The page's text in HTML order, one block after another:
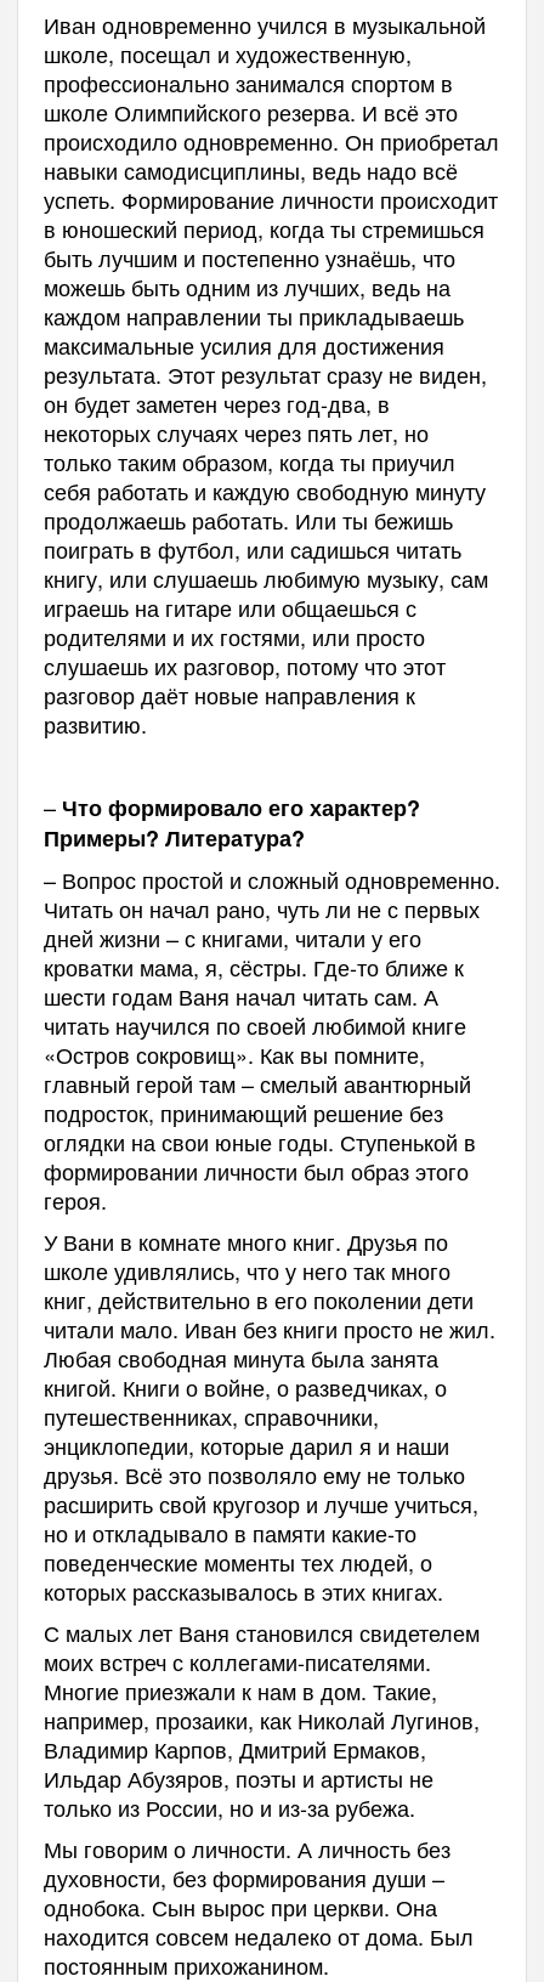
Иван одновременно учился в музыкальной
школе, посещал и художественную,
профессионально занимался спортом в
школе Олимпийского резерва. И всё это
происходило одновременно. Он приобретал
навыки самодисциплины, ведь надо всё
успеть. Формирование личности происходит
в юношеский период, когда ты стремишься
быть лучшим и постепенно узнаёшь, что
можешь быть одним из лучших, ведь на
каждом направлении ты прикладываешь
максимальные усилия для достижения
результата. Этот результат сразу не виден,
он будет заметен через год-два, в
некоторых случаях через пять лет, но
только таким образом, когда ты приучил
себя работать и каждую свободную минуту
продолжаешь работать. Или ты бежишь
поиграть в футбол, или садишься читать
книгу, или слушаешь любимую музыку, сам
играешь на гитаре или общаешься с
родителями и их гостями, или просто
слушаешь их разговор, потому что этот
разговор даёт новые направления к
развитию.
– Что формировало его характер?
Примеры? Литература?
– Вопрос простой и сложный одновременно.
Читать он начал рано, чуть ли не с первых
дней жизни – с книгами, читали у его
кроватки мама, я, сёстры. Где-то ближе к
шести годам Ваня начал читать сам. А
читать научился по своей любимой книге
«Остров сокровищ». Как вы помните,
главный герой там – смелый авантюрный
подросток, принимающий решение без
оглядки на свои юные годы. Ступенькой в
формировании личности был образ этого
героя.
У Вани в комнате много книг. Друзья по
школе удивлялись, что у него так много
книг, действительно в его поколении дети
читали мало. Иван без книги просто не жил.
Любая свободная минута была занята
книгой. Книги о войне, о разведчиках, о
путешественниках, справочники,
энциклопедии, которые дарил я и наши
друзья. Всё это позволяло ему не только
расширить свой кругозор и лучше учиться,
но и откладывало в памяти какие-то
поведенческие моменты тех людей, о
которых рассказывалось в этих книгах.
С малых лет Ваня становился свидетелем
моих встреч с коллегами-писателями.
Многие приезжали к нам в дом. Такие,
например, прозаики, как Николай Лугинов,
Владимир Карпов, Дмитрий Ермаков,
Ильдар Абузяров, поэты и артисты не
только из России, но и из-за рубежа.
Мы говорим о личности. А личность без
духовности, без формирования души –
однобока. Сын вырос при церкви. Она
находится совсем недалеко от дома. Был
постоянным прихожанином.